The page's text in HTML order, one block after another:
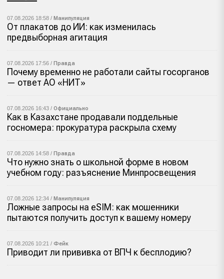
07.08.2026 18:58 / Манипуляция
От плакатов до ИИ: как изменилась
предвыборная агитация
07.08.2026 17:56 / Правда
Почему временно не работали сайты госорганов
— ответ АО «НИТ»
07.08.2026 16:43 / Официально
Как в Казахстане продавали поддельные
госномера: прокуратура раскрыла схему
07.08.2026 14:58 / Правда
Что нужно знать о школьной форме в новом
учебном году: разъяснение Минпросвещения
07.08.2026 12:34 / Манипуляция
Ложные запросы на eSIM: как мошенники
пытаются получить доступ к вашему номеру
07.08.2026 10:21 / Фейк
Приводит ли прививка от ВПЧ к бесплодию?